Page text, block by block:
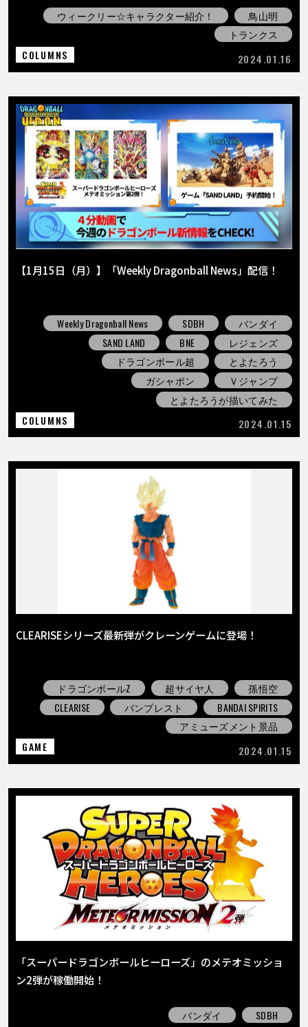
ウィークリー☆キャラクター紹介！
鳥山明
トランクス
COLUMNS
2024.01.16
【1月15日（月）】「Weekly Dragonball News」配信！
Weekly Dragonball News SDBH
バンダイ
SAND LAND
BNE
レジェンズ
ドラゴンボール超
とよたろう
ガシャポン
Ｖジャンプ
とよたろうが描いてみた
COLUMNS
2024.01.15
CLEARISEシリーズ最新弾がクレーンゲームに登場！
ドラゴンボールZ 超サイヤ人
孫悟空
CLEARISE
バンプレスト
BANDAI SPIRITS
アミューズメント景品
GAME
2024.01.15
「スーパードラゴンボールヒーローズ」のメテオミッショ
ン2弾が稼働開始！
バンダイ
SDBH